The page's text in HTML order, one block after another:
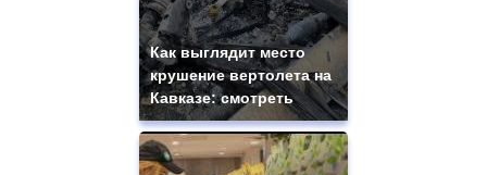
Как выглядит место
крушение вертолета на
Кавказе: смотреть